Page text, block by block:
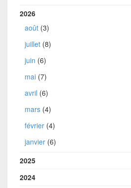
2026
août (3)
juillet (8)
juin (6)
mai (7)
avril (6)
mars (4)
février (4)
janvier (6)
2025
2024